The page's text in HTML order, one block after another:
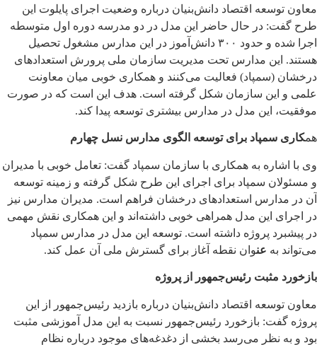
معاون توسعه اقتصاد دانش‌بنیان درباره وضعیت اجرای پایلوت این
طرح گفت: در حال حاضر این مدل در دو مدرسه دوره اول متوسطه
اجرا شده و حدود ۳۰۰ دانش‌آموز در این مدارس مشغول تحصیل
هستند. این مدارس تحت مدیریت سازمان ملی پرورش استعدادهای
درخشان (سمپاد) فعالیت می‌کنند و همکاری خوبی میان معاونت
علمی و این سازمان شکل گرفته است. هدف این است که در صورت
موفقیت، این مدل در مدارس بیشتری توسعه پیدا کند.
همکاری سمپاد برای توسعه الگوی مدارس نسل چهارم
وی با اشاره به همکاری با سازمان سمپاد گفت: تعامل خوبی با مدیران
و مسئولان سمپاد برای اجرای این طرح شکل گرفته و زمینه توسعه
آن در مدارس استعدادهای درخشان فراهم است. مدیران مدارس نیز
در اجرای این مدل همراهی خوبی داشته‌اند و این همکاری نقش مهمی
در پیشبرد پروژه داشته است. توسعه این مدل در مدارس سمپاد
می‌تواند به عنوان نقطه آغاز برای گسترش ملی آن عمل کند.
بازخورد مثبت رئیس‌جمهور از پروژه
معاون توسعه اقتصاد دانش‌بنیان درباره بازدید رئیس‌جمهور از این
پروژه گفت: بازخورد رئیس‌جمهور نسبت به این مدل آموزشی مثبت
بود و به نظر می‌رسد بخشی از دغدغه‌های موجود درباره نظام